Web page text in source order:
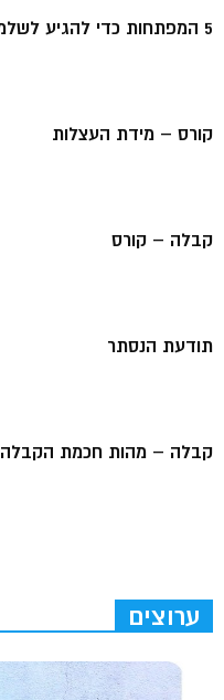
5 המפתחות כדי להגיע לשלמות
קורס – מידת העצלות
קבלה – קורס
תודעת הנסתר
קבלה – מהות חכמת הקבלה
ערוצים